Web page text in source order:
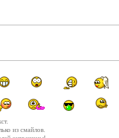
из смайлов.